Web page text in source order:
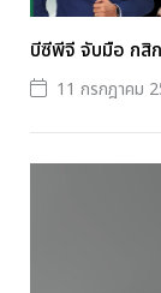
บีซีพีจี จับมือ กสิ
11 กรกฎาคม